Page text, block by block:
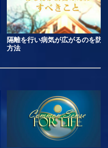
隔離を行い病気が広がるのを防
方法